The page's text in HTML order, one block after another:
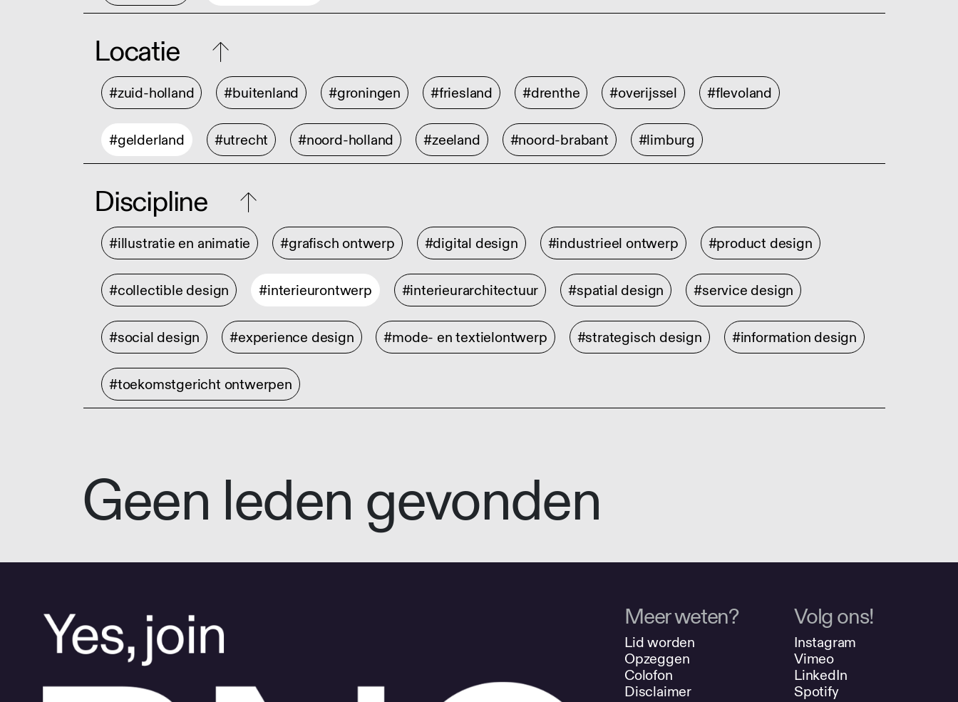
Locatie
#zuid-holland #buitenland #groningen #friesland #drenthe #overijssel #flevoland
#gelderland #utrecht #noord-holland #zeeland #noord-brabant #limburg
Discipline
#illustratie en animatie #grafisch ontwerp #digital design #industrieel ontwerp #product design
#collectible design #interieurontwerp #interieurarchitectuur #spatial design #service design
#social design #experience design #mode- en textielontwerp #strategisch design #information design
#toekomstgericht ontwerpen
Geen leden gevonden
Meer weten?
Lid worden
Opzeggen
Colofon
Disclaimer
Volg ons!
Instagram
Vimeo
LinkedIn
Spotify